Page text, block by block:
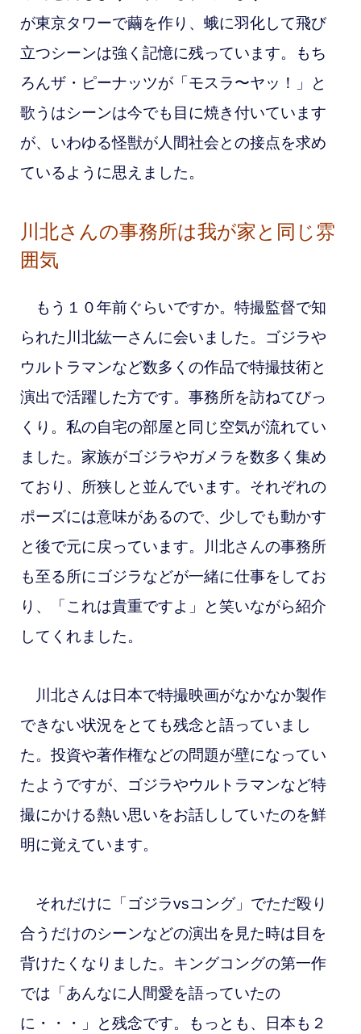
が東京タワーで繭を作り、蛾に羽化して飛び
立つシーンは強く記憶に残っています。もち
ろんザ・ピーナッツが「モスラ〜ヤッ！」と
歌うはシーンは今でも目に焼き付いています
が、いわゆる怪獣が人間社会との接点を求め
ているように思えました。
川北さんの事務所は我が家と同じ雰
囲気
もう１０年前ぐらいですか。特撮監督で知
られた川北紘一さんに会いました。ゴジラや
ウルトラマンなど数多くの作品で特撮技術と
演出で活躍した方です。事務所を訪ねてびっ
くり。私の自宅の部屋と同じ空気が流れてい
ました。家族がゴジラやガメラを数多く集め
ており、所狭しと並んでいます。それぞれの
ポーズには意味があるので、少しでも動かす
と後で元に戻っています。川北さんの事務所
も至る所にゴジラなどが一緒に仕事をしてお
り、「これは貴重ですよ」と笑いながら紹介
してくれました。
川北さんは日本で特撮映画がなかなか製作
できない状況をとても残念と語っていまし
た。投資や著作権などの問題が壁になってい
たようですが、ゴジラやウルトラマンなど特
撮にかける熱い思いをお話ししていたのを鮮
明に覚えています。
それだけに「ゴジラvsコング」でただ殴り
合うだけのシーンなどの演出を見た時は目を
背けたくなりました。キングコングの第一作
では「あんなに人間愛を語っていたの
に・・・」と残念です。もっとも、日本も２